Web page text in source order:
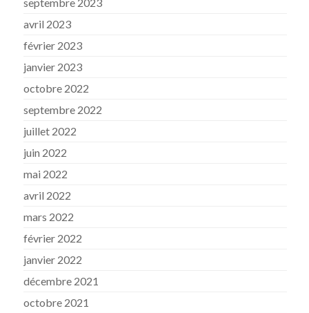
avril 2023
février 2023
janvier 2023
octobre 2022
septembre 2022
juillet 2022
juin 2022
mai 2022
avril 2022
mars 2022
février 2022
janvier 2022
décembre 2021
octobre 2021